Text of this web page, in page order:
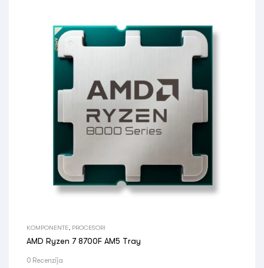
KOMPONENTE PROCESORI
AMD Ryzen 7 8700F AM5 Tray
0 Recenzija